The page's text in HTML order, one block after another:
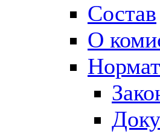
Состав
О